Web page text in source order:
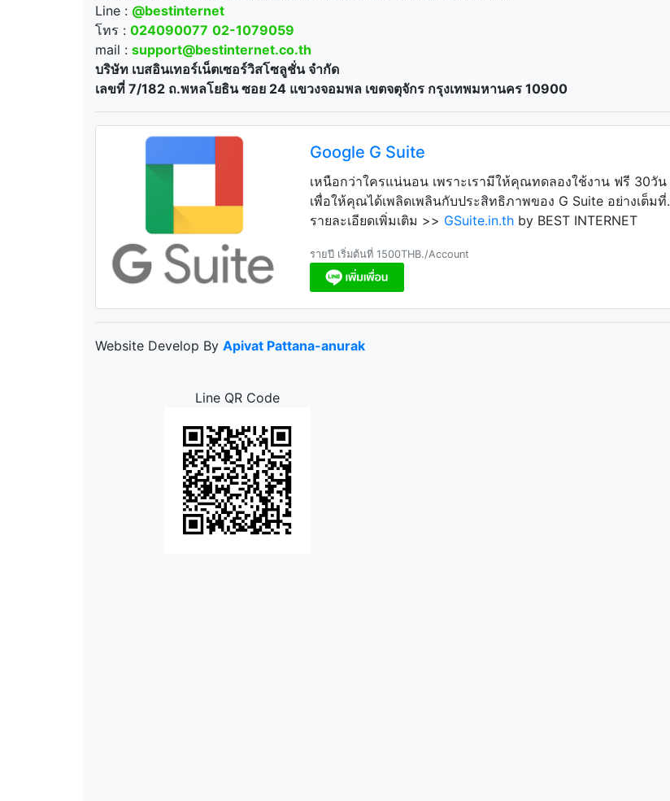
Line : @bestinternet
โทร : 024090077 02-1079059
mail : support@bestinternet.co.th
บริษัท เบสอินเทอร์เน็ตเซอร์วิสโซลูชั่น จำกัด
เลขที่ 7/182 ถ.พหลโยธิน ซอย 24 แขวงจอมพล เขตจตุจักร กรุงเทพมหานคร 10900
Google G Suite
เหนือกว่าใครแน่นอน เพราะเรามีให้คุณทดลองใช้งาน ฟรี 30วัน
เพื่อให้คุณได้เพลิดเพลินกับประสิทธิภาพของ G Suite อย่างเต็มที่.
รายละเอียดเพิ่มเติม >> GSuite.in.thby BEST INTERNET
รายปี เริ่มต้นที่ 1500THB./Account
Website Develop By Apivat Pattana-anurak
Line QR Code